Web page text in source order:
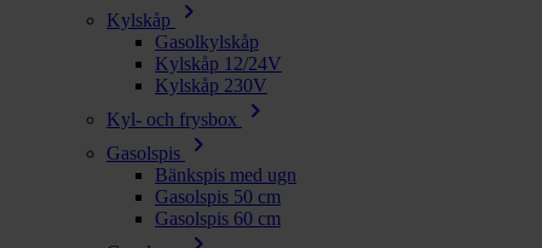
Kylskåp
chevron_right
Gasolkylskåp
Kylskåp 12/24V
Kylskåp 230V
Kyl- och frysbox
chevron_right
Gasolspis chevron_right
Bänkspis med ugn
Gasolspis 50 cm
Gasolspis 60 cm